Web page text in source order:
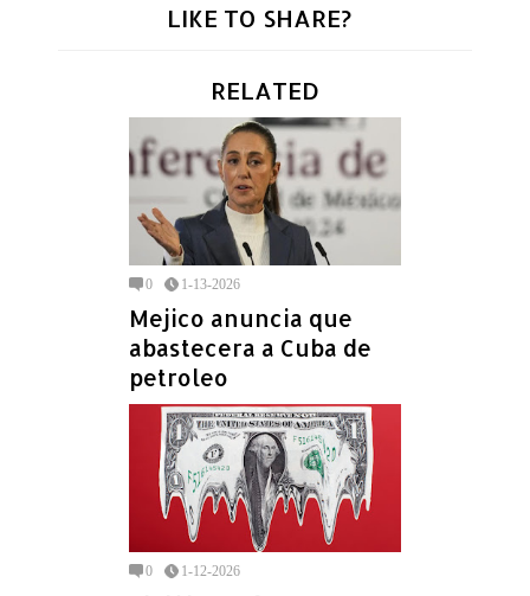
LIKE TO SHARE?
RELATED
0 1-13-2026
Mejico anuncia que
abastecera a Cuba de
petroleo
0 1-12-2026